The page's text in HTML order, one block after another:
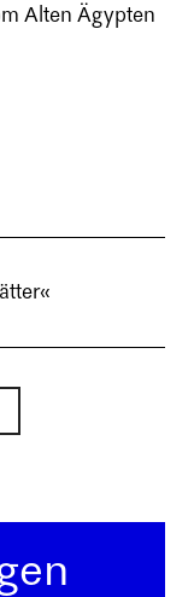
Alten Ägypten